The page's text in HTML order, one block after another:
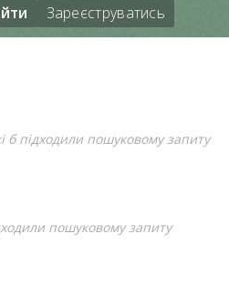
Зареєструватись
б підходили пошуковому запиту
пошуковому запиту